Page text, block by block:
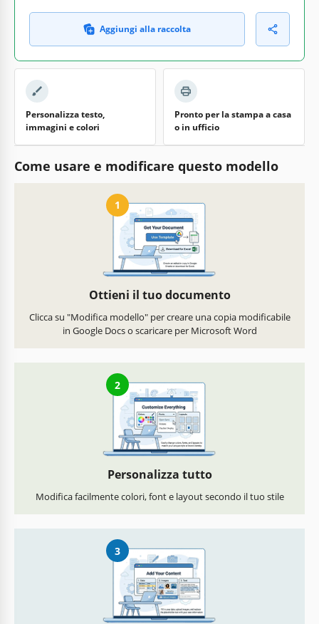
Aggiungi alla raccolta
Personalizza testo,
immagini e colori
Pronto per la stampa a casa
o in ufficio
Come usare e modificare questo modello
1
Ottieni il tuo documento
Clicca su "Modifica modello" per creare una copia modificabile
in Google Docs o scaricare per Microsoft Word
2
Personalizza tutto
Modifica facilmente colori, font e layout secondo il tuo stile
3